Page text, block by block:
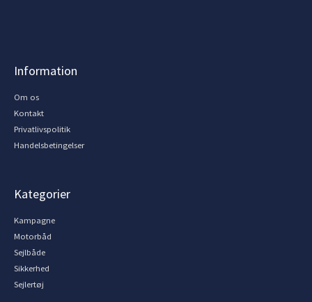
Information
Om os
Kontakt
Privatlivspolitik
Handelsbetingelser
Kategorier
Kampagne
Motorbåd
Sejlbåde
Sikkerhed
Sejlertøj